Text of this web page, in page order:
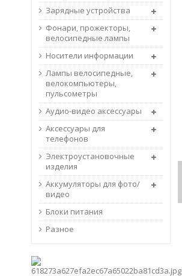
ПОДРОБНЕЕ
Зарядные устройства
Фонари, прожекторы,
велосипедные лампы
Носители информации
Лампы велосипедные,
велокомпьютеры,
пульсометры
Аудио-видео аксессуары
Аксессуары для
телефонов
Электроустановочные
изделия
Аккумуляторы для фото/
видео
Блоки питания
Разное